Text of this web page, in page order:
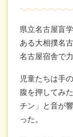
県立名古屋盲
ある大相撲名
名古屋宿舎で
児童たちは手
腹を押してみ
チン」と音が
った。